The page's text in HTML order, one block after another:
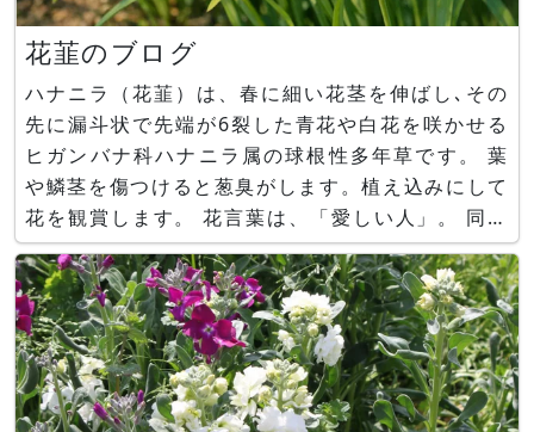
花韮のブログ
ハナニラ（花韮）は、春に細い花茎を伸ばし､その
先に漏斗状で先端が6裂した青花や白花を咲かせる
ヒガンバナ科ハナニラ属の球根性多年草です。 葉
や鱗茎を傷つけると葱臭がします。植え込みにして
花を観賞します。 花言葉は、「愛しい人」。 同じ
花名で、食用となる「花ニラ」があり、そちらはユ
リ科ネギ属であり全く別種です。食用花ニラは茎が
太く、若い蕾と花茎を食べる中華食材となります。
■かぎけん花図鑑 ハナ